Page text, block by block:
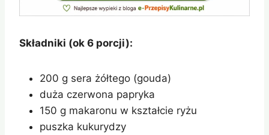
Składniki (ok 6 porcji):
200 g sera żółtego (gouda)
duża czerwona papryka
150 g makaronu w kształcie ryżu
puszka kukurydzy